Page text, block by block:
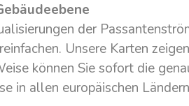
der
Unsere Karten
können Sie sofort die
in allen europäischen